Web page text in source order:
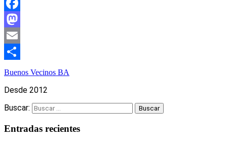
Facebook
Mastodon
Email
Compartir
Buenos Vecinos BA
Desde 2012
Buscar:
Entradas recientes